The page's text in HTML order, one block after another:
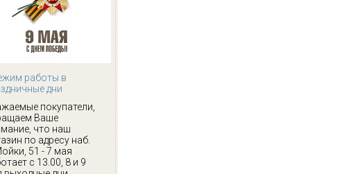
работы в
дни
покупатели,
Ваше
что наш
по адресу наб.
51 - 7 мая
с 13.00, 8 и 9